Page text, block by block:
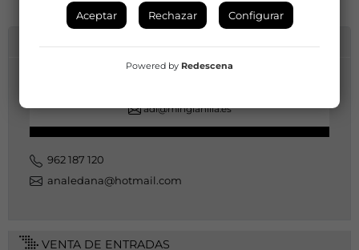
adl@minglanilla.es
962 187 120
analedana@hotmail.com
VENTA DE ENTRADAS
Aceptar Rechazar Configurar
Powered by Redescena